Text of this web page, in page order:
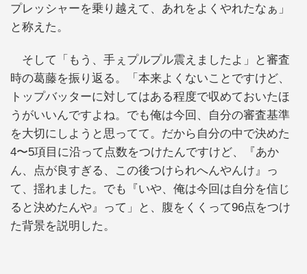
プレッシャーを乗り越えて、あれをよくやれたなぁ」
と称えた。
そして「もう、手ぇプルプル震えましたよ」と審査
時の葛藤を振り返る。「本来よくないことですけど、
トップバッターに対してはある程度で収めておいたほ
うがいいんですよね。でも俺は今回、自分の審査基準
を大切にしようと思ってて。だから自分の中で決めた
4〜5項目に沿って点数をつけたんですけど、『あか
ん、点が良すぎる、この後つけられへんやんけ』っ
て、揺れました。でも『いや、俺は今回は自分を信じ
ると決めたんや』って」と、腹をくくって96点をつけ
た背景を説明した。